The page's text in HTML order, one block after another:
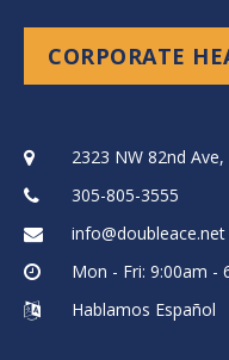
CORPORATE
2323 NW 82nd
305-805-3555
info@doubleace.net
Mon - Fri: 9:00am -
Hablamos Español